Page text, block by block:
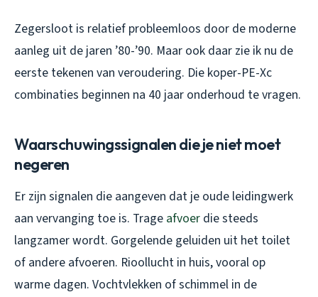
Zegersloot is relatief probleemloos door de moderne
aanleg uit de jaren ’80-’90. Maar ook daar zie ik nu de
eerste tekenen van veroudering. Die koper-PE-Xc
combinaties beginnen na 40 jaar onderhoud te vragen.
Waarschuwingssignalen die je niet moet
negeren
Er zijn signalen die aangeven dat je oude leidingwerk
aan vervanging toe is. Trage afvoer die steeds
langzamer wordt. Gorgelende geluiden uit het toilet
of andere afvoeren. Rioollucht in huis, vooral op
warme dagen. Vochtvlekken of schimmel in de